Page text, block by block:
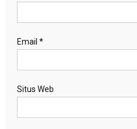
Email *
Situs Web